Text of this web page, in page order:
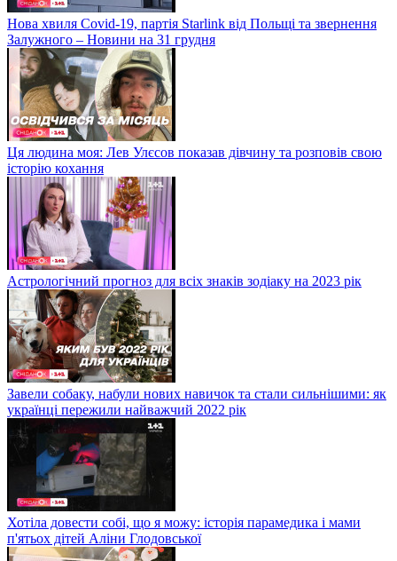
Нова хвиля Covid-19, партія Starlink від Польщі та звернення
Залужного – Новини на 31 грудня
Ця людина моя: Лев Улєсов показав дівчину та розповів свою
історію кохання
Астрологічний прогноз для всіх знаків зодіаку на 2023 рік
Завели собаку, набули нових навичок та стали сильнішими: як
українці пережили найважчий 2022 рік
Хотіла довести собі, що я можу: історія парамедика і мами
п'ятьох дітей Аліни Глодовської